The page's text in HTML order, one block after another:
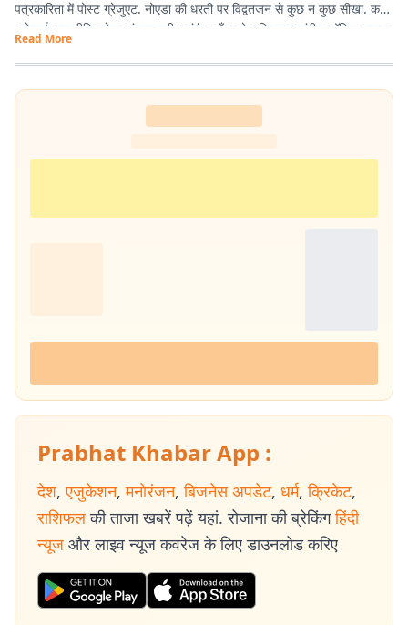
पत्रकारिता में पोस्ट ग्रेजुएट. नोएडा की धरती पर विद्वतजन से कुछ न कुछ सीखा. करंट
अफ़ेयर्स, राजनीति, खेल, अंतरराष्ट्रीय संबंध, गाँव, खेत-किसान पसंदीदा टॉपिक. स्कूल,
कॉलेज युनिवर्सिटी में यूथ से गपशप करना एनर्जी का अतिरिक्त स्रोत. साल 2020 में
नोएडा से शुरू हुई इस लेखन यात्रा कलम, डेस्कटॉप, लैपटॉप के की-बोर्ड से होते हुए
स्मार्ट फोन तक पहुंच गयी. ज्यों-ज्यों उम्र बढ़ रही है, सीखने, पढ़ने, लिखने की भूख भी
Read More
Prabhat Khabar App :
देश, एजुकेशन, मनोरंजन, बिजनेस अपडेट, धर्म, क्रिकेट,
राशिफल की ताजा खबरें पढ़ें यहां. रोजाना की ब्रेकिंग हिंदी
न्यूज और लाइव न्यूज कवरेज के लिए डाउनलोड करिए